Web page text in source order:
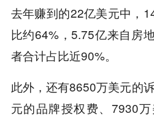
去年赚到的22亿美元中，
比约64%，5.75亿来自房
者合计占比近90%。
此外，还有8650万美元的
元的品牌授权费、7930